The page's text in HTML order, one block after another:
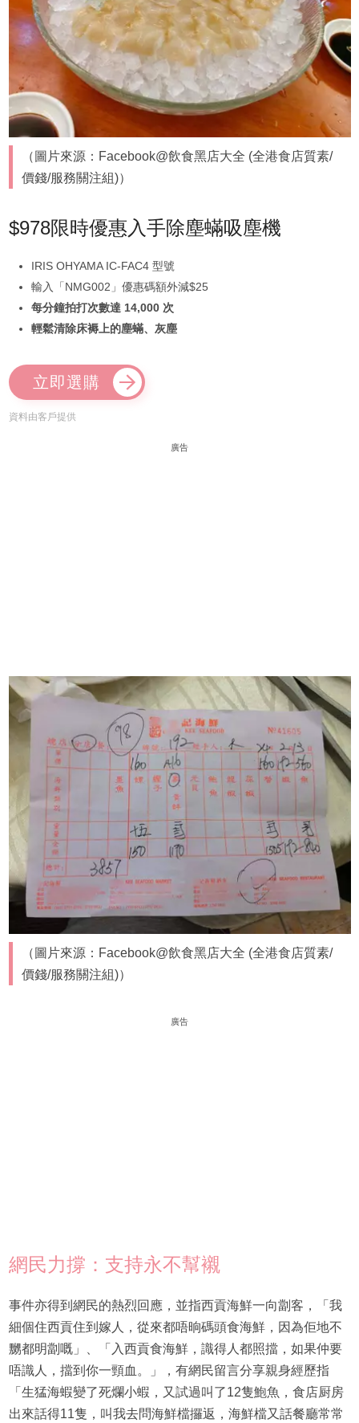
（圖片來源：Facebook@飲食黑店大全 (全港食店質素/
價錢/服務關注組)）
$978限時優惠入手除塵蟎吸塵機
IRIS OHYAMA IC-FAC4 型號
輸入「NMG002」優惠碼額外減$25
每分鐘拍打次數達 14,000 次
輕鬆清除床褥上的塵蟎、灰塵
立即選購
資料由客戶提供
廣告
（圖片來源：Facebook@飲食黑店大全 (全港食店質素/
價錢/服務關注組)）
廣告
網民力撐：支持永不幫襯
事件亦得到網民的熱烈回應，並指西貢海鮮一向劏客，「我
細個住西貢住到嫁人，從來都唔晌碼頭食海鮮，因為佢地不
嬲都明劏嘅」、「入西貢食海鮮，識得人都照擋，如果仲要
唔識人，擋到你一頸血。」，有網民留言分享親身經歷指
「生猛海蝦變了死爛小蝦，又試過叫了12隻鮑魚，食店厨房
出來話得11隻，叫我去問海鮮檔攞返，海鮮檔又話餐廳常常